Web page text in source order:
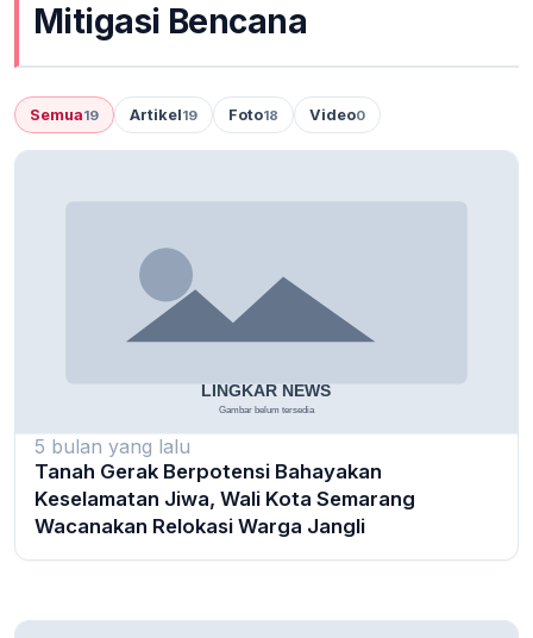
Mitigasi Bencana
Semua19 Artikel19 Foto18 Video0
5 bulan yang lalu
Tanah Gerak Berpotensi Bahayakan
Keselamatan Jiwa, Wali Kota Semarang
Wacanakan Relokasi Warga Jangli